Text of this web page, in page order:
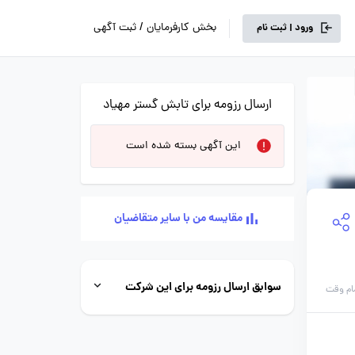
ورود | ثبت نام بخش کارفرمایان / ثبت آگهی
وقت
ارسال رزومه برای تابش گستر مهیاد
این آگهی بسته شده است
مقایسه من با سایر متقاضیان
سوابق ارسال رزومه برای این شرکت